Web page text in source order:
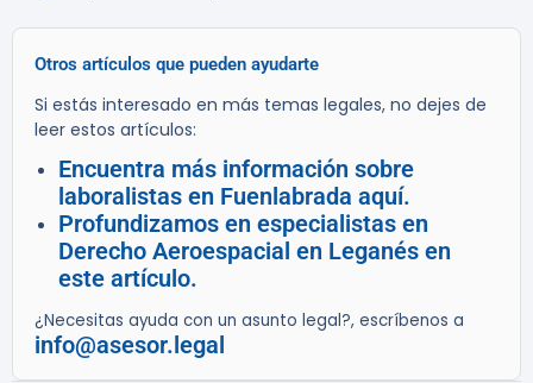
Otros artículos que pueden ayudarte
Si estás interesado en más temas legales, no dejes de
leer estos artículos:
Encuentra más información sobre
laboralistas en Fuenlabrada aquí.
Profundizamos en especialistas en
Derecho Aeroespacial en Leganés en
este artículo.
¿Necesitas ayuda con un asunto legal?, escríbenos a
info@asesor.legal